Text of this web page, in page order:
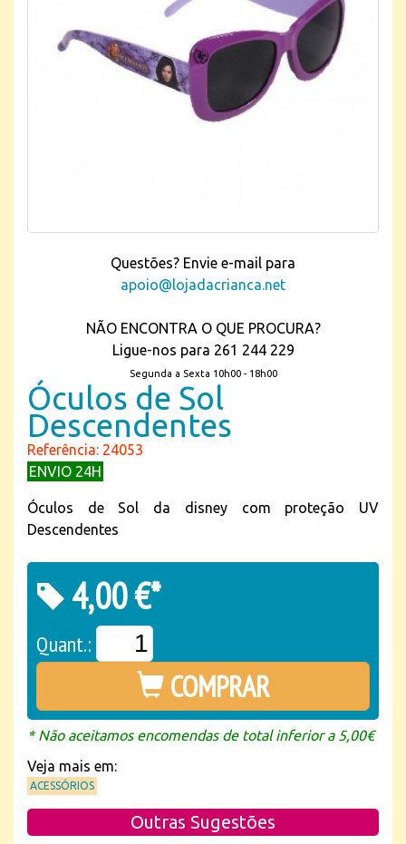
Questões? Envie e-mail para
apoio@lojadacrianca.net
NÃO ENCONTRA O QUE PROCURA?
Ligue-nos para 261 244 229
Segunda a Sexta 10h00 - 18h00
Óculos de Sol
Descendentes
Referência: 24053
ENVIO 24H
Óculos de Sol da disney com proteção UV
Descendentes
4,00 €*
Quant.:
COMPRAR
* Não aceitamos encomendas de total inferior a 5,00€
Veja mais em:
ACESSÓRIOS
Outras Sugestões